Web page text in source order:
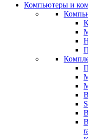
Компьютеры и